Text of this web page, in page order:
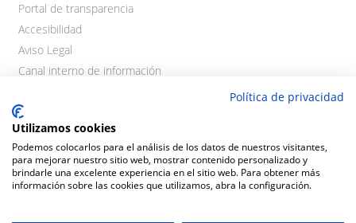
Portal de transparencia
Accesibilidad
Aviso Legal
Canal interno de información
Política de privacidad
Utilizamos cookies
Podemos colocarlos para el análisis de los datos de nuestros visitantes,
para mejorar nuestro sitio web, mostrar contenido personalizado y
brindarle una excelente experiencia en el sitio web. Para obtener más
información sobre las cookies que utilizamos, abra la configuración.